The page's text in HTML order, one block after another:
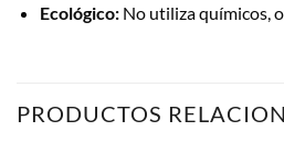
Ecológico:No utiliza químicos,
PRODUCTOS